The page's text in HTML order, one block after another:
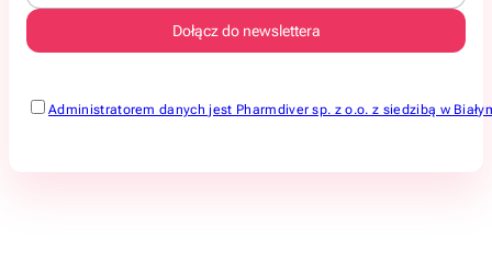
Administratorem danych jest Pharmdiver sp. z o.o. z siedzibą w